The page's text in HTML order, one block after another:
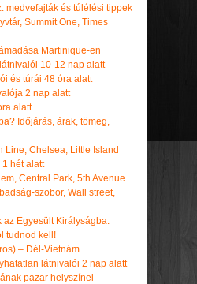
medvefajták és túlélési tippek
Summit One, Times
Martinique-en
10-12 nap alatt
és túrái 48 óra alatt
2 nap alatt
alatt
Időjárás, árak, tömeg,
Line, Chelsea, Little Island
1 hét alatt
Central Park, 5th Avenue
szobor, Wall street,
az Egyesült Királyságba:
tudnod kell!
– Dél-Vietnám
látnivalói 2 nap alatt
pazar helyszínei